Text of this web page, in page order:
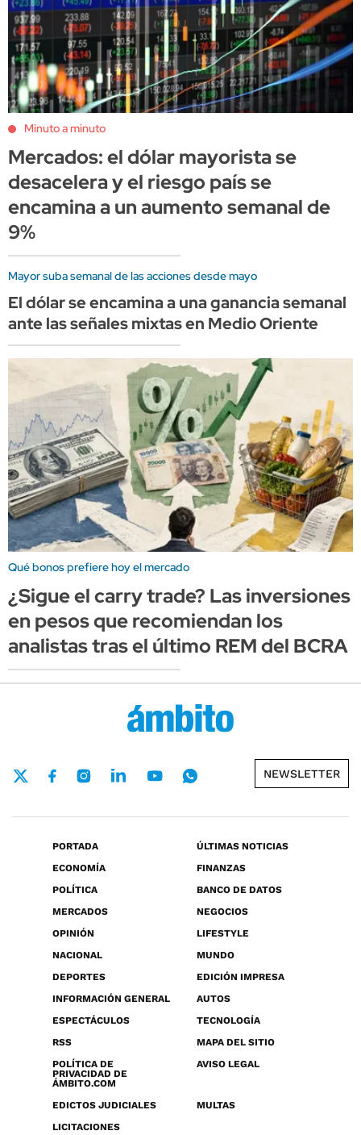
Minuto a minuto
Mercados: el dólar mayorista se
desacelera y el riesgo país se
encamina a un aumento semanal de
9%
Mayor suba semanal de las acciones desde mayo
El dólar se encamina a una ganancia semanal
ante las señales mixtas en Medio Oriente
Qué bonos prefiere hoy el mercado
¿Sigue el carry trade? Las inversiones
en pesos que recomiendan los
analistas tras el último REM del BCRA
NEWSLETTER
PORTADA
ÚLTIMAS NOTICIAS
ECONOMÍA
FINANZAS
POLÍTICA
BANCO DE DATOS
MERCADOS
NEGOCIOS
OPINIÓN
LIFESTYLE
NACIONAL
MUNDO
DEPORTES
EDICIÓN IMPRESA
INFORMACIÓN GENERAL
AUTOS
ESPECTÁCULOS
TECNOLOGÍA
RSS
MAPA DEL SITIO
POLÍTICA DE
PRIVACIDAD DE
ÁMBITO.COM
AVISO LEGAL
EDICTOS JUDICIALES
MULTAS
LICITACIONES